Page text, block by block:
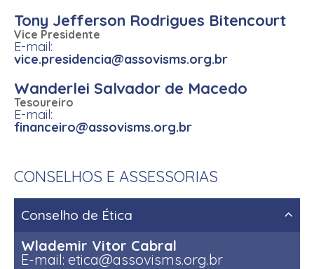
Tony Jefferson Rodrigues Bitencourt
Vice Presidente
E-mail:
vice.presidencia@assovisms.org.br
Wanderlei Salvador de Macedo
Tesoureiro
E-mail:
financeiro@assovisms.org.br
CONSELHOS E ASSESSORIAS
Conselho de Ética
Wlademir Vitor Cabral
E-mail: etica@assovisms.org.br